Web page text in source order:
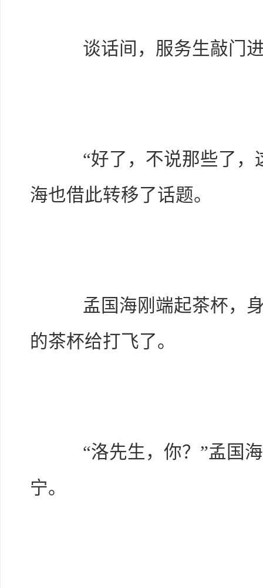
谈话间，服务生敲门进
“好了，不说那些了，
海也借此转移了话题。
孟国海刚端起茶杯，身
的茶杯给打飞了。
“洛先生，你？”孟国海
宁。